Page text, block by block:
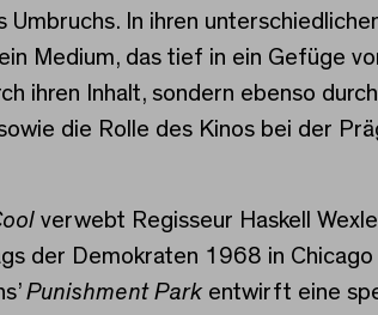
Umbruchs. In ihren
Medium, das tief in ein Gefüge
ihren Inhalt, sondern ebenso
die Rolle des Kinos bei der
verwebt Regisseur Haskell
der Demokraten 1968 in
Punishment Park entwirft eine